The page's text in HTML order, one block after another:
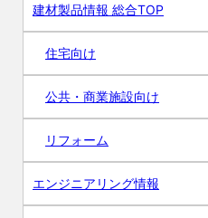
建材製品情報 総合TOP
住宅向け
公共・商業施設向け
リフォーム
エンジニアリング情報